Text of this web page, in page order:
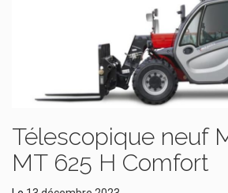
Télescopique neuf
MT 625 H Comfort